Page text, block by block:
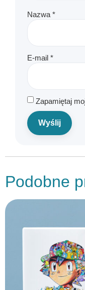
Nazwa *
E-mail *
Zapamiętaj
Podobne